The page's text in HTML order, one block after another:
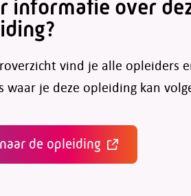
informatie over
vind je alle opleiders
waar je deze opleiding kan
de opleiding